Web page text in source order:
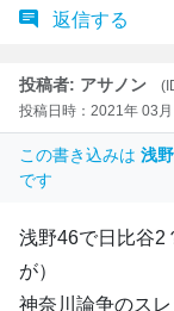
返信する
投稿者: アサノン
投稿日時：2021年 03
この書き込みは 浅
です
浅野46で日比谷2
が）
神奈川論争のス